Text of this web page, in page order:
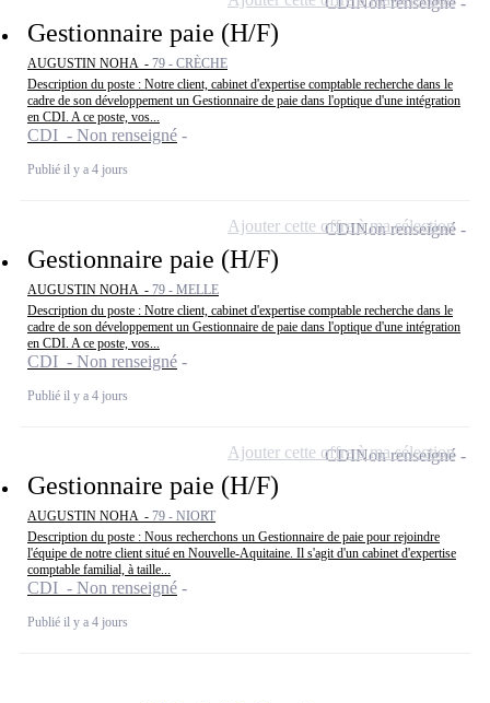
Gestionnaire paie (H/F)
AUGUSTIN NOHA - 79 - CRÈCHE
Description du poste : Notre client, cabinet d'expertise comptable recherche dans le
cadre de son développement un Gestionnaire de paie dans l'optique d'une intégration
en CDI. A ce poste, vos...
CDI - Non renseigné
Publié il y a 4 jours
Gestionnaire paie (H/F)
AUGUSTIN NOHA - 79 - MELLE
Description du poste : Notre client, cabinet d'expertise comptable recherche dans le
cadre de son développement un Gestionnaire de paie dans l'optique d'une intégration
en CDI. A ce poste, vos...
CDI - Non renseigné
Publié il y a 4 jours
CDINon renseigné
Ajouter cette offre à ma sélection
Gestionnaire paie (H/F)
AUGUSTIN NOHA - 79 - NIORT
Description du poste : Nous recherchons un Gestionnaire de paie pour rejoindre
l'équipe de notre client situé en Nouvelle-Aquitaine. Il s'agit d'un cabinet d'expertise
comptable familial, à taille...
CDI - Non renseigné
Publié il y a 4 jours
CDINon renseigné
Ajouter cette offre à ma sélection